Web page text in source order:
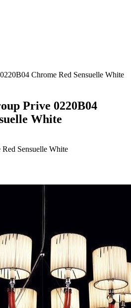
Chrome Red Sensuelle White
Prive 0220B04
White
Sensuelle White